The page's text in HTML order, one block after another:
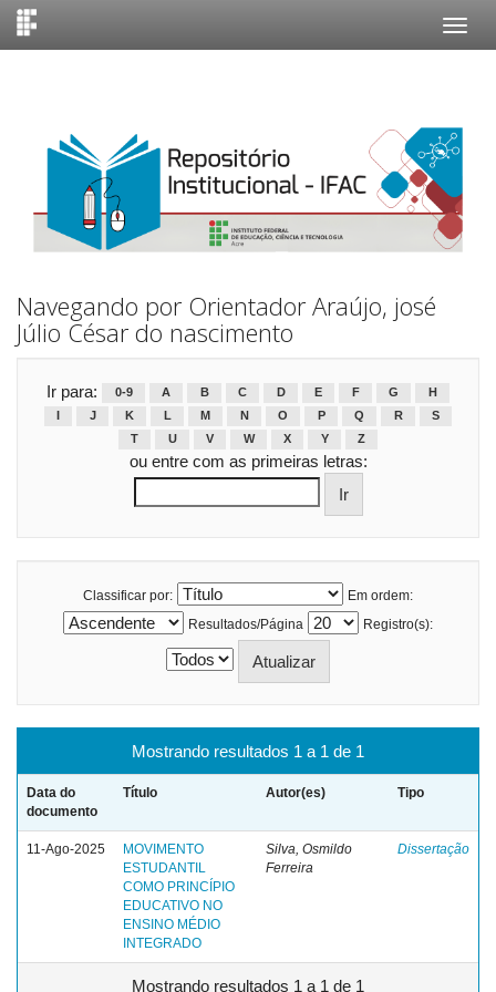
Navegando por Orientador Araújo, josé
Júlio César do nascimento
Ir para: 0-9 A B C D E F G
H
J K L M N O P Q R
S
T
U V W X Y Z
ou entre com as primeiras letras:
Classificar por:
Em ordem:
Resultados/Página
Registro(s):
Mostrando resultados 1 a 1 de 1
Data do
documento
Título Autor(es) Tipo
11-Ago-2025
MOVIMENTO
ESTUDANTIL
COMO PRINCÍPIO
EDUCATIVO NO
ENSINO MÉDIO
INTEGRADO
Silva, Osmildo
Ferreira
Dissertação
Mostrando resultados 1 a 1 de 1